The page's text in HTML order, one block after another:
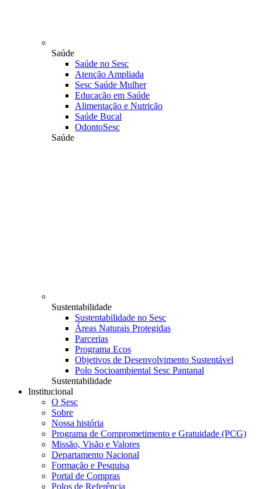
Saúde
Saúde no Sesc
Atenção Ampliada
Sesc Saúde Mulher
Educação em Saúde
Alimentação e Nutrição
Saúde Bucal
OdontoSesc
Saúde
Sustentabilidade
Sustentabilidade no Sesc
Áreas Naturais Protegidas
Parcerias
Programa Ecos
Objetivos de Desenvolvimento Sustentável
Polo Socioambiental Sesc Pantanal
Sustentabilidade
Institucional
O Sesc
Sobre
Nossa história
Programa de Comprometimento e Gratuidade (PCG)
Missão, Visão e Valores
Departamento Nacional
Formação e Pesquisa
Portal de Compras
Polos de Referência